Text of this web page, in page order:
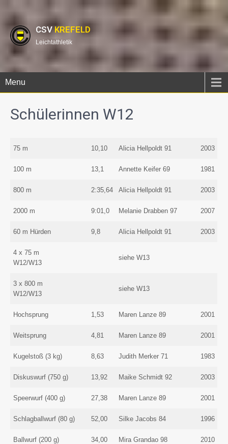
CSVKREFELD
Leichtathletik
Menu
Schülerinnen W12
75 m 10,10 Alicia Hellpoldt 91 2003
100 m 13,1 Annette Keifer 69 1981
800 m 2:35,64 Alicia Hellpoldt 91 2003
2000 m 9:01,0 Melanie Drabben 97 2007
60 m Hürden 9,8 Alicia Hellpoldt 91 2003
4 x 75 m
W12/W13
siehe W13
3 x 800 m
W12/W13
siehe W13
Hochsprung 1,53 Maren Lanze 89 2001
Weitsprung 4,81 Maren Lanze 89 2001
Kugelstoß (3 kg) 8,63 Judith Merker 71 1983
Diskuswurf (750 g) 13,92 Maike Schmidt 92 2003
Speerwurf (400 g) 27,38 Maren Lanze 89 2001
Schlagballwurf (80 g) 52,00 Silke Jacobs 84 1996
Ballwurf (200 g) 34,00 Mira Grandao 98 2010